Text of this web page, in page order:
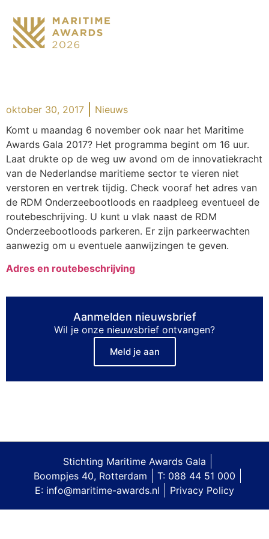
oktober 30, 2017
Nieuws
Komt u maandag 6 november ook naar het Maritime
Awards Gala 2017? Het programma begint om 16 uur.
Laat drukte op de weg uw avond om de innovatiekracht
van de Nederlandse maritieme sector te vieren niet
verstoren en vertrek tijdig. Check vooraf het adres van
de RDM Onderzeebootloods en raadpleeg eventueel de
routebeschrijving. U kunt u vlak naast de RDM
Onderzeebootloods parkeren. Er zijn parkeerwachten
aanwezig om u eventuele aanwijzingen te geven.
Adres en routebeschrijving
Aanmelden nieuwsbrief
Wil je onze nieuwsbrief ontvangen?
Meld je aan
Stichting Maritime Awards Gala
Boompjes 40, Rotterdam
T: 088 44 51 000
E: info@maritime-awards.nl
Privacy Policy